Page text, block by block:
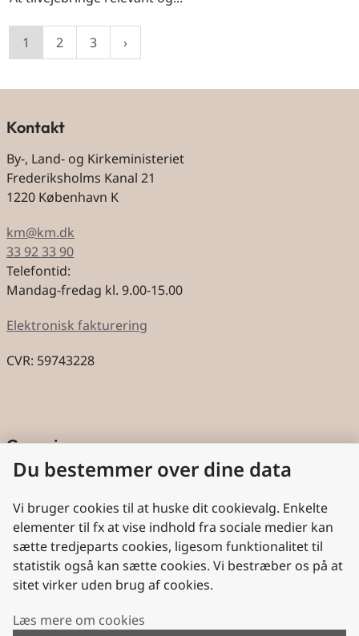
1 2 3
Kontakt
By-, Land- og Kirkeministeriet
Frederiksholms Kanal 21
1220 København K
km@km.dk
33 92 33 90
Telefontid:
Mandag-fredag kl. 9.00-15.00
Elektronisk fakturering
CVR: 59743228
Genveje
Cookies
Aktindsigt
Persondatabeskyttelse
Nyttige links
Plan- og Landdistriktsstyrelsen
Du bestemmer over dine data
Vi bruger cookies til at huske dit cookievalg. Enkelte
elementer til fx at vise indhold fra sociale medier kan
sætte tredjeparts cookies, ligesom funktionalitet til
statistik også kan sætte cookies. Vi bestræber os på at
sitet virker uden brug af cookies.
Læs mere om cookies